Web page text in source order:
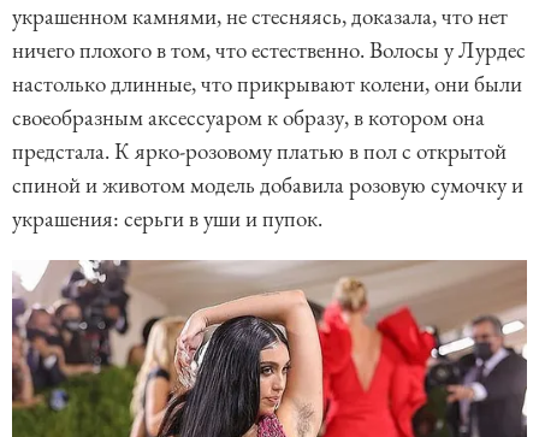
украшенном камнями, не стесняясь, доказала, что нет
ничего плохого в том, что естественно. Волосы у Лурдес
настолько длинные, что прикрывают колени, они были
своеобразным аксессуаром к образу, в котором она
предстала. К ярко-розовому платью в пол с открытой
спиной и животом модель добавила розовую сумочку и
украшения: серьги в уши и пупок.